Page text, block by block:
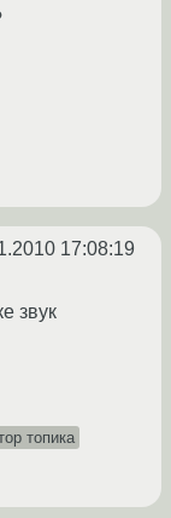
17:08:19
звук
топика